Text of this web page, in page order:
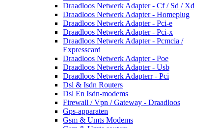
Draadloos Netwerk Adapter - Cf / Sd / Xd
Draadloos Netwerk Adapter - Homeplug
Draadloos Netwerk Adapter - Pci-e
Draadloos Netwerk Adapter - Pci-x
Draadloos Netwerk Adapter - Pcmcia /
Expresscard
Draadloos Netwerk Adapter - Poe
Draadloos Netwerk Adapter - Usb
Draadloos Netwerk Adapterr - Pci
Dsl & Isdn Routers
Dsl En Isdn-modems
Firewall / Vpn / Gateway - Draadloos
Gps-apparaten
Gsm & Umts Modems